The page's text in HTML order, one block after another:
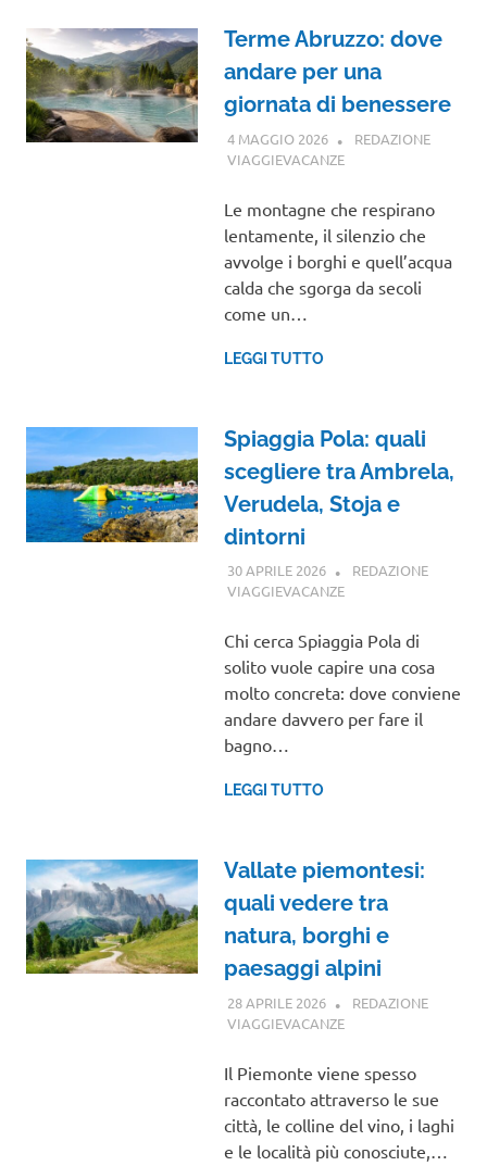
Terme Abruzzo: dove
andare per una
giornata di benessere
4 MAGGIO 2026
REDAZIONE
VIAGGIEVACANZEABRUZZO
Le montagne che respirano
lentamente, il silenzio che
avvolge i borghi e quell’acqua
calda che sgorga da secoli
come un…
LEGGI TUTTO
Spiaggia Pola: quali
scegliere tra Ambrela,
Verudela, Stoja e
dintorni
30 APRILE 2026
REDAZIONE
VIAGGIEVACANZEGUIDE
Chi cerca Spiaggia Pola di
solito vuole capire una cosa
molto concreta: dove conviene
andare davvero per fare il
bagno…
LEGGI TUTTO
Vallate piemontesi:
quali vedere tra
natura, borghi e
paesaggi alpini
28 APRILE 2026
REDAZIONE
VIAGGIEVACANZEGUIDE
Il Piemonte viene spesso
raccontato attraverso le sue
città, le colline del vino, i laghi
e le località più conosciute,…